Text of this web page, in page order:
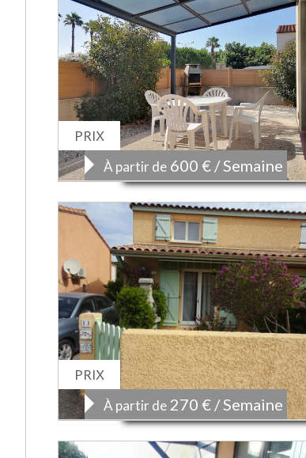
PRIX
À partir de 600 € / Semaine
PRIX
À partir de 270 € / Semaine